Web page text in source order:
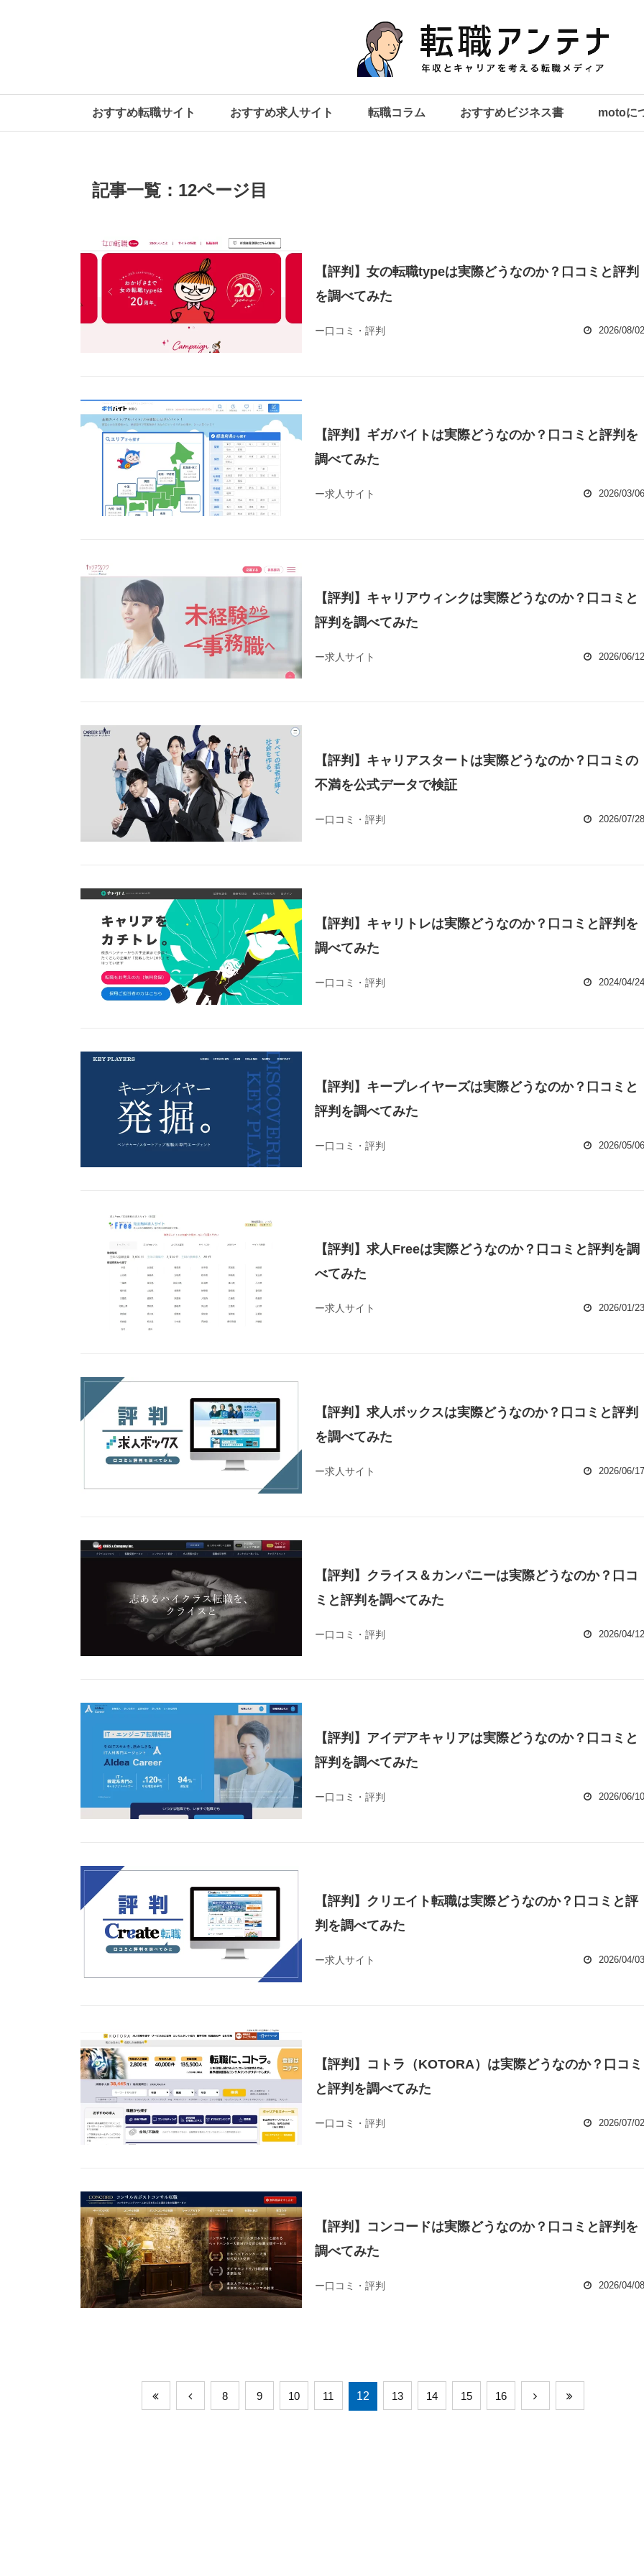
おすすめ転職サイト おすすめ求人サイト 転職コラム おすすめビジネス書 motoに
記事一覧：12ページ目
【評判】女の転職typeは実際どうなのか？口コミと評判
を調べてみた
ー口コミ・評判 2026/08/02
【評判】ギガバイトは実際どうなのか？口コミと評判を
調べてみた
ー求人サイト 2026/03/06
【評判】キャリアウィンクは実際どうなのか？口コミと
評判を調べてみた
ー求人サイト 2026/06/12
【評判】キャリアスタートは実際どうなのか？口コミの
不満を公式データで検証
ー口コミ・評判 2026/07/28
【評判】キャリトレは実際どうなのか？口コミと評判を
調べてみた
ー口コミ・評判 2024/04/24
【評判】キープレイヤーズは実際どうなのか？口コミと
評判を調べてみた
ー口コミ・評判 2026/05/06
【評判】求人Freeは実際どうなのか？口コミと評判を調
べてみた
ー求人サイト 2026/01/23
【評判】求人ボックスは実際どうなのか？口コミと評判
を調べてみた
ー求人サイト 2026/06/17
【評判】クライス＆カンパニーは実際どうなのか？口コ
ミと評判を調べてみた
ー口コミ・評判 2026/04/12
【評判】アイデアキャリアは実際どうなのか？口コミと
評判を調べてみた
ー口コミ・評判 2026/06/10
【評判】クリエイト転職は実際どうなのか？口コミと評
判を調べてみた
ー求人サイト 2026/04/03
【評判】コトラ（KOTORA）は実際どうなのか？口コミ
と評判を調べてみた
ー口コミ・評判 2026/07/02
【評判】コンコードは実際どうなのか？口コミと評判を
調べてみた
ー口コミ・評判 2026/04/08
8 9 10 11 12 13 14 15 16